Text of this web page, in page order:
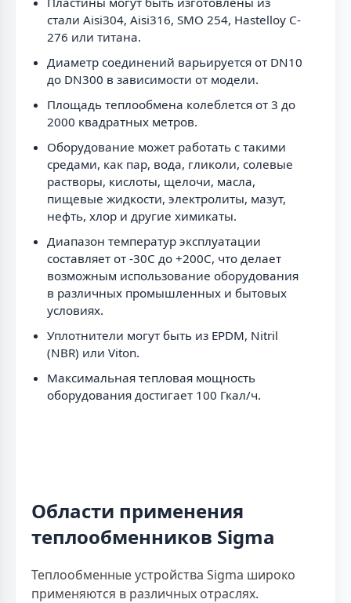
стали Aisi304, Aisi316, SMO 254, Hastelloy C-
276 или титана.
Диаметр соединений варьируется от DN10
до DN300 в зависимости от модели.
Площадь теплообмена колеблется от 3 до
2000 квадратных метров.
Оборудование может работать с такими
средами, как пар, вода, гликоли, солевые
растворы, кислоты, щелочи, масла,
пищевые жидкости, электролиты, мазут,
нефть, хлор и другие химикаты.
Диапазон температур эксплуатации
составляет от -30C до +200C, что делает
возможным использование оборудования
в различных промышленных и бытовых
условиях.
Уплотнители могут быть из EPDM, Nitril
(NBR) или Viton.
Максимальная тепловая мощность
оборудования достигает 100 Гкал/ч.
Области применения
теплообменников Sigma
Теплообменные устройства Sigma широко
применяются в различных отраслях.